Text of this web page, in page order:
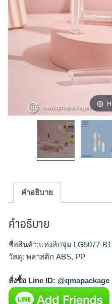
คำอธิบาย
คำอธิบาย
ชื่อสินค้า:แท่งลิปจุ่ม LG5077-
วัสดุ: พลาสติก ABS, PP
สั่งซื้อ Line ID: @qmapackage